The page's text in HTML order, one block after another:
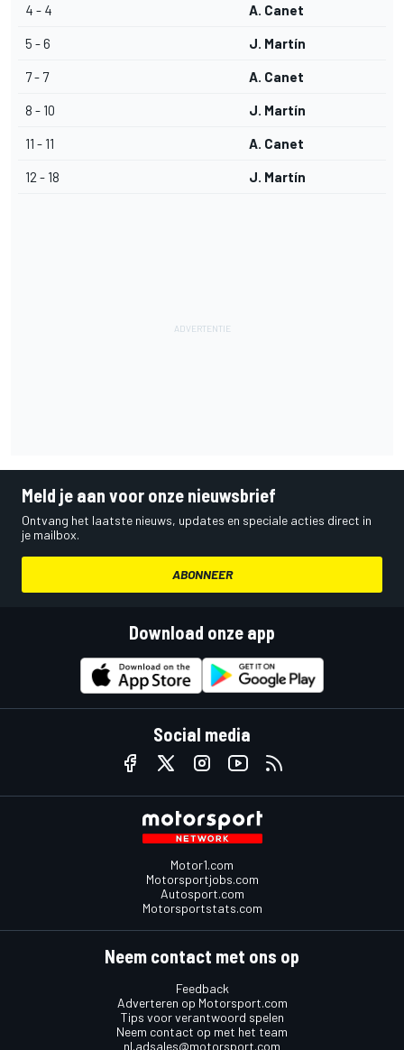
4 - 4 A. Canet
5 - 6 J. Martín
7 - 7 A. Canet
8 - 10 J. Martín
11 - 11 A. Canet
12 - 18 J. Martín
Meld je aan voor onze nieuwsbrief
Ontvang het laatste nieuws, updates en speciale acties direct in
je mailbox.
ABONNEER
Download onze app
Social media
Motor1.com
Motorsportjobs.com
Autosport.com
Motorsportstats.com
Neem contact met ons op
Feedback
Adverteren op Motorsport.com
Tips voor verantwoord spelen
Neem contact op met het team
nl.adsales@motorsport.com